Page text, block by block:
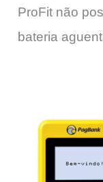
ProFit não
bateria